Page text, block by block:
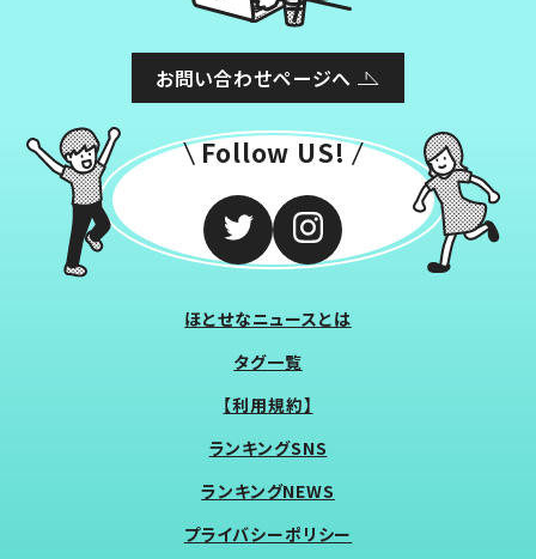
お問い合わせページへ
Follow US!
ほとせなニュースとは
タグ一覧
【利用規約】
ランキングSNS
ランキングNEWS
プライバシーポリシー